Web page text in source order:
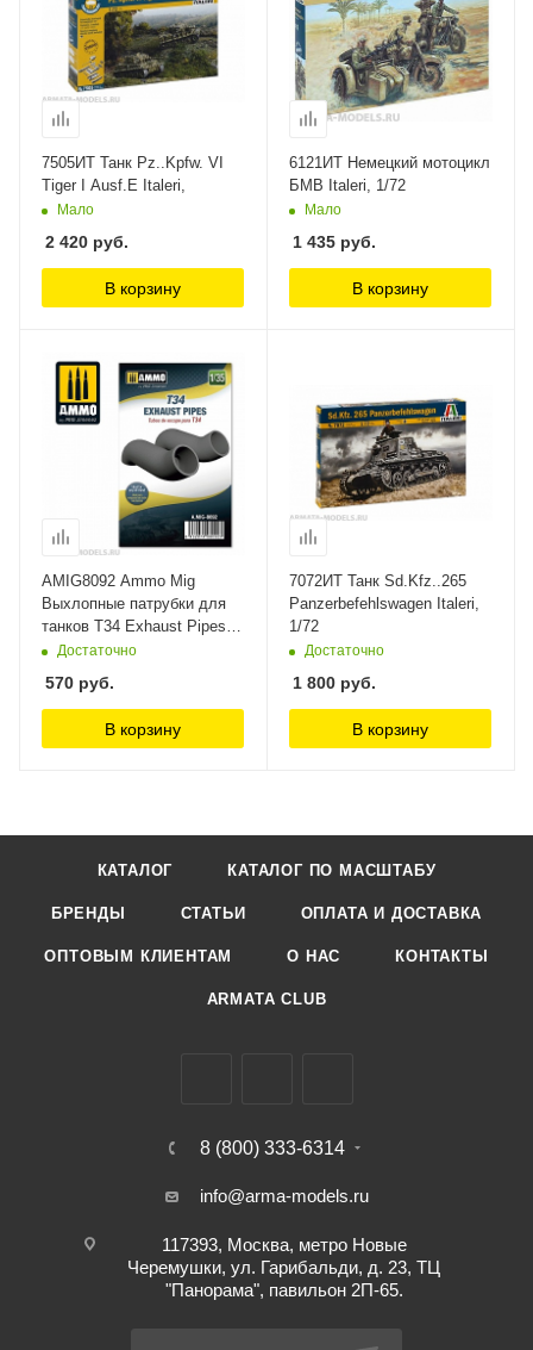
7505ИТ Танк Pz..Kpfw. VI
Tiger I Ausf.E Italeri,
Мало
2 420 руб.
В корзину
6121ИТ Немецкий мотоцикл
БМВ Italeri, 1/72
Мало
1 435 руб.
В корзину
AMIG8092 Ammo Mig
Выхлопные патрубки для
танков T34 Exhaust Pipes
Ammo Mig
Достаточно
570 руб.
В корзину
7072ИТ Танк Sd.Kfz..265
Panzerbefehlswagen Italeri,
1/72
Достаточно
1 800 руб.
В корзину
КАТАЛОГ КАТАЛОГ ПО МАСШТАБУ
БРЕНДЫ СТАТЬИ ОПЛАТА И ДОСТАВКА
ОПТОВЫМ КЛИЕНТАМ О НАС КОНТАКТЫ
ARMATA CLUB
8 (800) 333-6314
info@arma-models.ru
117393, Москва, метро Новые
Черемушки, ул. Гарибальди, д. 23, ТЦ
"Панорама", павильон 2П-65.